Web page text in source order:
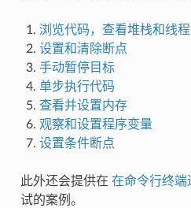
浏览代码，查看堆栈和线程
设置和清除断点
手动暂停目标
单步执行代码
查看并设置内存
观察和设置程序变量
设置条件断点
此外还会提供在 在命令行终端
试的案例。